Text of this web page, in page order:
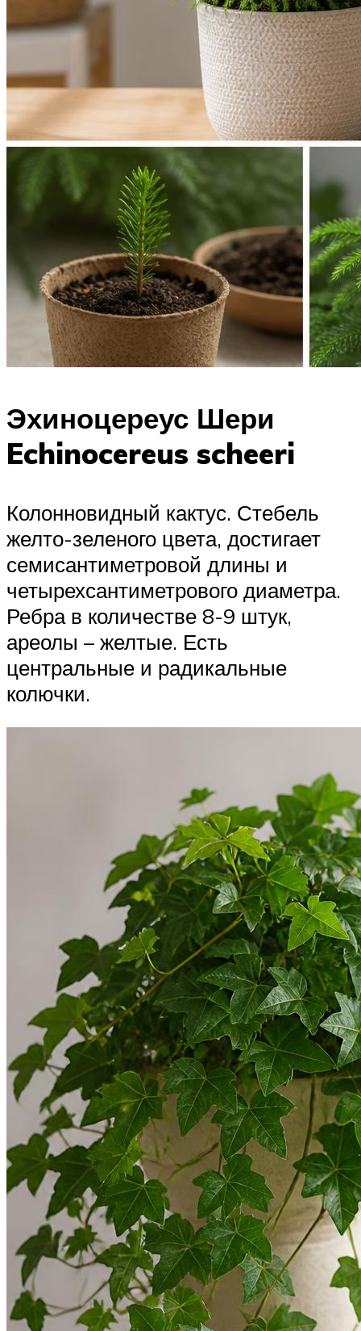
Эхиноцереус Шери
Echinocereus scheeri
Колонновидный кактус. Стебель
желто-зеленого цвета, достигает
семисантиметровой длины и
четырехсантиметрового диаметра.
Ребра в количестве 8-9 штук,
ареолы – желтые. Есть
центральные и радикальные
колючки.